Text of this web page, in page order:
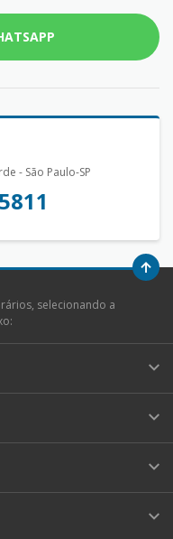
- São Paulo-SP
selecionando a